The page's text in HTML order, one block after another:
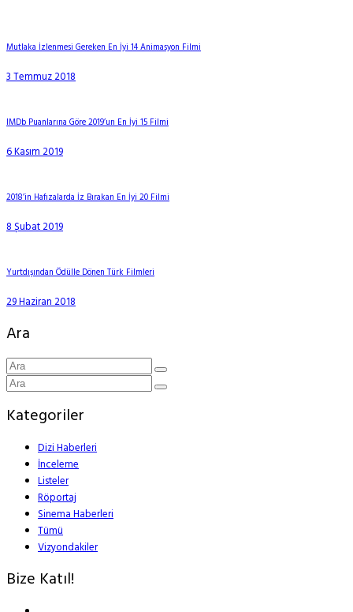
Mutlaka İzlenmesi Gereken En İyi 14 Animasyon Filmi
3 Temmuz 2018
IMDb Puanlarına Göre 2019’un En İyi 15 Filmi
6 Kasım 2019
2018’in Hafızalarda İz Bırakan En İyi 20 Filmi
8 Şubat 2019
Yurtdışından Ödülle Dönen Türk Filmleri
29 Haziran 2018
Ara
Kategoriler
Dizi Haberleri
İnceleme
Listeler
Röportaj
Sinema Haberleri
Tümü
Vizyondakiler
Bize Katıl!